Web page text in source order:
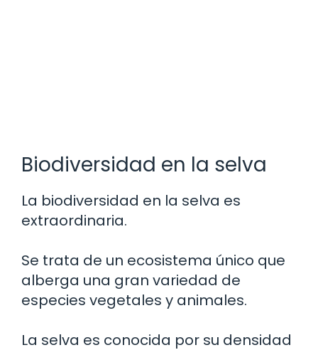
Biodiversidad en la selva
La biodiversidad en la selva es
extraordinaria.
Se trata de un ecosistema único que
alberga una gran variedad de
especies vegetales y animales.
La selva es conocida por su densidad